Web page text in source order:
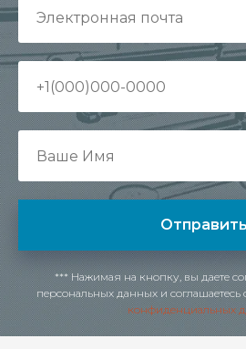
Отправить
*** Нажимая на кнопку, вы даете
персональных данных и соглашаетесь
конфиденциальных